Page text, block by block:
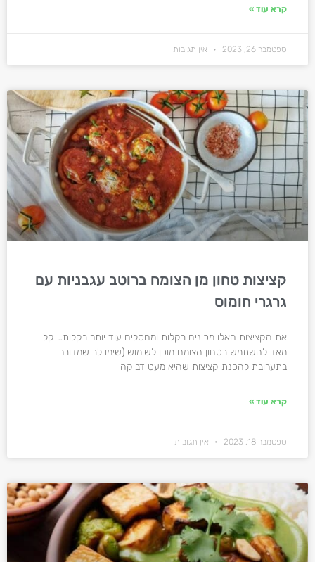
קרא עוד »
ספטמבר 26, 2023 אין תגובות
קציצות טחון מן הצומח ברוטב עגבניות עם
גרגרי חומוס
את הקציצות האלו מכינים בקלות ומחסלים עוד יותר בקלות… קל
מאד להשתמש בטחון הצומח מוכן לשימוש (שימו לב שמדובר
בתערובת להכנת קציצות שהיא מעט דביקה
קרא עוד »
ספטמבר 18, 2023 אין תגובות